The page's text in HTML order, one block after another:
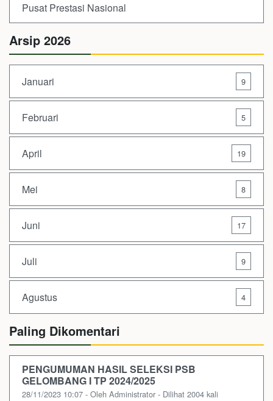
Pusat Prestasi Nasional
Arsip 2026
Januari 9
Februari 5
April 19
Mei 8
Juni 17
Juli 9
Agustus 4
Paling Dikomentari
PENGUMUMAN HASIL SELEKSI PSB
GELOMBANG I TP 2024/2025
28/11/2023 10:07 - Oleh Administrator - Dilihat 2004 kali